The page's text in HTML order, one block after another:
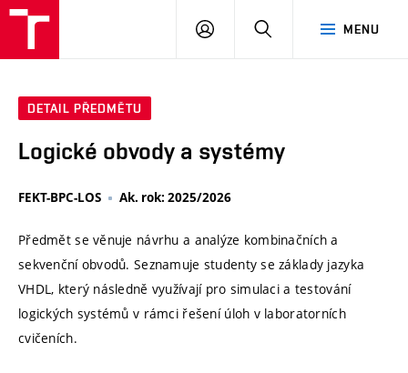
MENU
PŘIHLÁSIT
DETAIL PŘEDMĚTU
Logické obvody a systémy
FEKT-BPC-LOS Ak. rok: 2025/2026
Předmět se věnuje návrhu a analýze kombinačních a
sekvenční obvodů. Seznamuje studenty se základy jazyka
VHDL, který následně využívají pro simulaci a testování
logických systémů v rámci řešení úloh v laboratorních
cvičeních.